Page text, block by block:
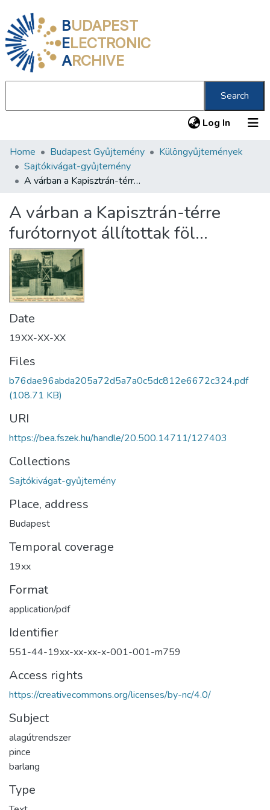
BUDAPEST
ELECTRONIC
ARCHIVE
Search
Log In (current)
Communities & Collections
All of DSpace
About us
Home Budapest Gyűjtemény
Különgyűjtemények
Sajtókivágat-gyűjtemény
A várban a Kapisztrán-térre furótornyot állítottak föl…
A várban a Kapisztrán-térre
furótornyot állítottak föl…
Date
19XX-XX-XX
Files
b76dae96abda205a72d5a7a0c5dc812e6672c324.pdf
(108.71 KB)
URI
https://bea.fszek.hu/handle/20.500.14711/127403
Collections
Sajtókivágat-gyűjtemény
Place, address
Budapest
Temporal coverage
19xx
Format
application/pdf
Identifier
551-44-19xx-xx-xx-x-001-001-m759
Access rights
https://creativecommons.org/licenses/by-nc/4.0/
Subject
alagútrendszer
pince
barlang
Type